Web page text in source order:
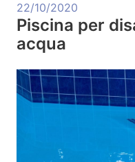
22/10/2020
Piscina per
acqua